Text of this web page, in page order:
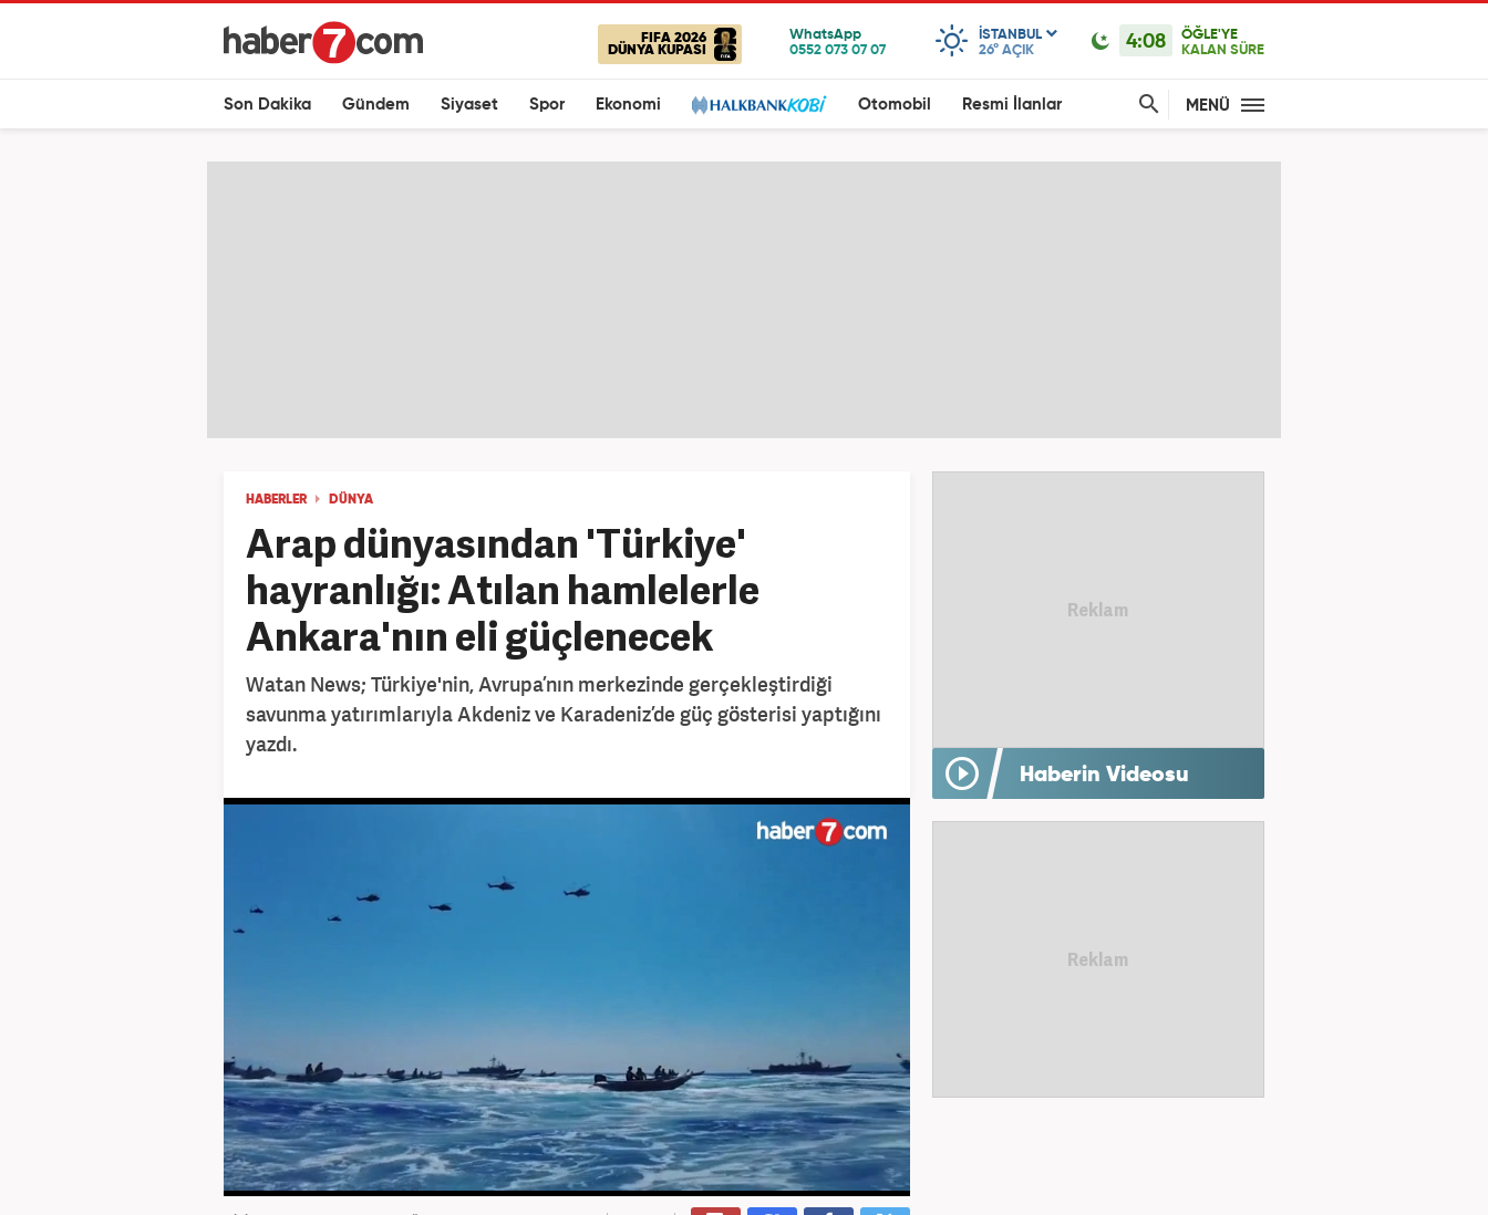
FIFA 2026
DÜNYA KUPASI
ISTANBUL
26° AÇIK 4:08
ÖĞLE'YE
KALAN SÜRE
Son Dakika Gündem Siyaset Spor Ekonomi Otomobil Resmi İlanlar MENÜ
HABERLER DÜNYA
Arap dünyasından 'Türkiye'
hayranlığı: Atılan hamlelerle
Ankara'nın eli güçlenecek
Watan News; Türkiye'nin, Avrupa’nın merkezinde gerçekleştirdiği
savunma yatırımlarıyla Akdeniz ve Karadeniz’de güç gösterisi yaptığını
yazdı.
Haberin Videosu